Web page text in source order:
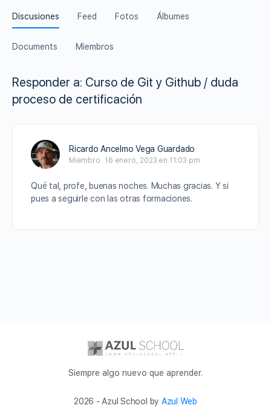
Discusiones Feed Fotos Álbumes
Documents Miembros
Responder a: Curso de Git y Github / duda
proceso de certificación
Ricardo Ancelmo Vega Guardado
Miembro 16 enero, 2023 en 11:03 pm
Qué tal, profe, buenas noches. Muchas gracias. Y si
pues a seguirle con las otras formaciones.
Siempre algo nuevo que aprender.
2026 - Azul School by Azul Web